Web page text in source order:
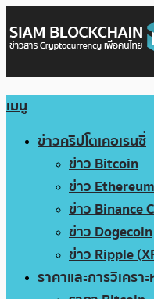
เมนู
ข่าวคริปโตเคอเรนซี่
ข่าว Bitcoin
ข่าว Ethereum
ข่าว Binance
ข่าว Dogecoin
ข่าว Ripple
ราคาและการวิเครา